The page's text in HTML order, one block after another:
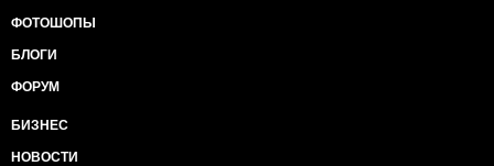
ФОТОШОПЫ
БЛОГИ
ФОРУМ
БИЗНЕС
НОВОСТИ